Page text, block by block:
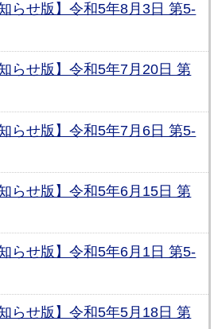
らせ版】令和5年8月3日 第5-
らせ版】令和5年7月20日 第
らせ版】令和5年7月6日 第5-
らせ版】令和5年6月15日 第
らせ版】令和5年6月1日 第5-
らせ版】令和5年5月18日 第